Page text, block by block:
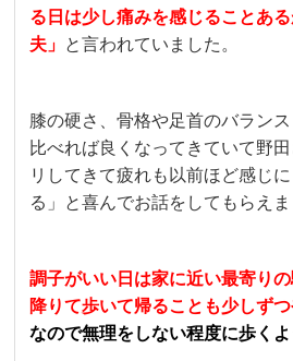
る日は少し痛みを感じることあ
夫」 と言われていました。
膝の硬さ、骨格や足首のバラン
比べれば良くなってきていて野
リしてきて疲れも以前ほど感じ
る」と喜んでお話をしてもらえま
調子がいい日は家に近い最寄り
降りて歩いて帰ることも少しず
なので無理をしない程度に歩くよ